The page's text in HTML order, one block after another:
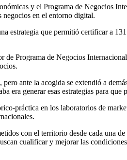
y el Programa de Negocios
en el entorno digital.
estrategia que permitió certificar a
Programa de Negocios
ante la acogida se extendió a
era generar esas estrategias para
práctica en los laboratorios de
con el territorio desde cada una
cualificar y mejorar las